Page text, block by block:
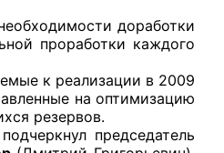
доработки
проработки каждого
к реализации в 2009
на оптимизацию
резервов.
председатель